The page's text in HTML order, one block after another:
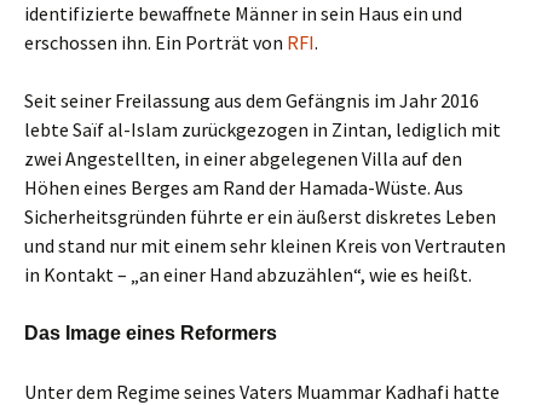
identifizierte bewaffnete Männer in sein Haus ein und
erschossen ihn. Ein Porträt von RFI.
Seit seiner Freilassung aus dem Gefängnis im Jahr 2016
lebte Saïf al-Islam zurückgezogen in Zintan, lediglich mit
zwei Angestellten, in einer abgelegenen Villa auf den
Höhen eines Berges am Rand der Hamada-Wüste. Aus
Sicherheitsgründen führte er ein äußerst diskretes Leben
und stand nur mit einem sehr kleinen Kreis von Vertrauten
in Kontakt – „an einer Hand abzuzählen“, wie es heißt.
Das Image eines Reformers
Unter dem Regime seines Vaters Muammar Kadhafi hatte